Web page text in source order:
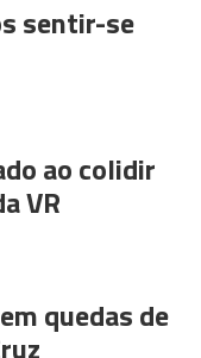
sentir-se
ao colidir
VR
quedas de